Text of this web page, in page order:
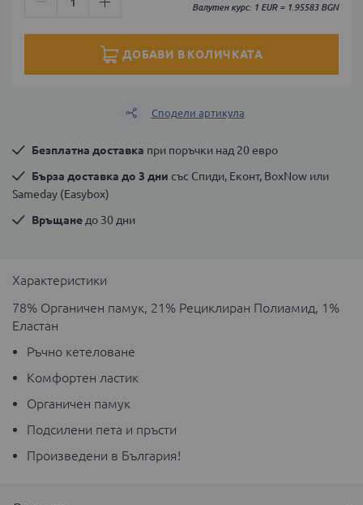
Валутен курс: 1 EUR = 1.95583 BGN
ДОБАВИ В КОЛИЧКАТА
Сподели артикула
Безплатна доставка при поръчки над 20 евро
Бърза доставка до 3 дни със Спиди, Еконт, BoxNow или
Sameday (Easybox)
Връщане до 30 дни
Характеристики
78% Органичен памук, 21% Рециклиран Полиамид, 1%
Еластан
Ръчно кетеловане
Комфортен ластик
Органичен памук
Подсилени пета и пръсти
Произведени в България!